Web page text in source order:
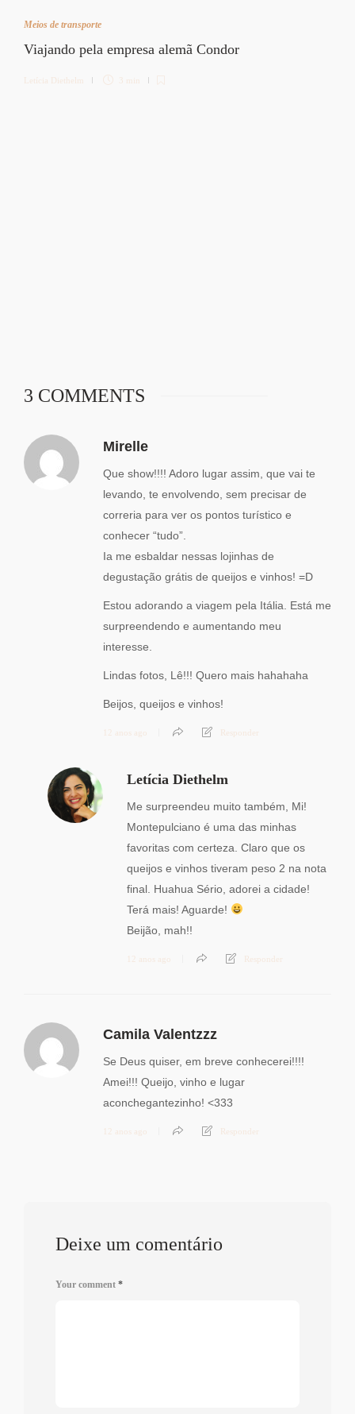
Meios de transporte
Viajando pela empresa alemã Condor
Letícia Diethelm 3 min
3 COMMENTS
Mirelle
Que show!!!! Adoro lugar assim, que vai te
levando, te envolvendo, sem precisar de
correria para ver os pontos turístico e
conhecer “tudo”.
Ia me esbaldar nessas lojinhas de
degustação grátis de queijos e vinhos! =D
Estou adorando a viagem pela Itália. Está me
surpreendendo e aumentando meu
interesse.
Lindas fotos, Lê!!! Quero mais hahahaha
Beijos, queijos e vinhos!
12 anos ago Responder
Letícia Diethelm
Me surpreendeu muito também, Mi!
Montepulciano é uma das minhas
favoritas com certeza. Claro que os
queijos e vinhos tiveram peso 2 na nota
final. Huahua Sério, adorei a cidade!
Terá mais! Aguarde!
Beijão, mah!!
12 anos ago Responder
Camila Valentzzz
Se Deus quiser, em breve conhecerei!!!!
Amei!!! Queijo, vinho e lugar
aconchegantezinho! <333
12 anos ago Responder
Deixe um comentário
Your comment *